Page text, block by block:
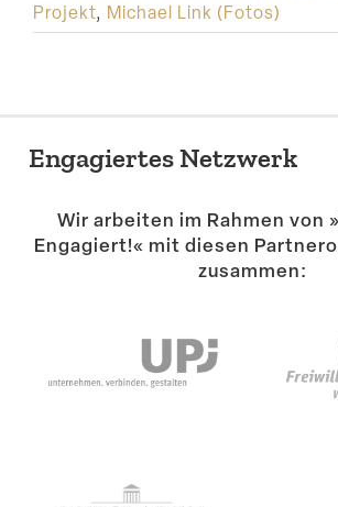
Projekt, Michael Link (Fotos)
Engagiertes Netzwerk
Wir arbeiten im Rahmen von
Engagiert!« mit diesen
zusammen: